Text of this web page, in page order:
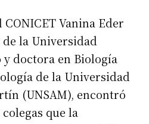
Vanina Eder
la Universidad
y doctora en Biología
de la Universidad
(UNSAM), encontró
que la